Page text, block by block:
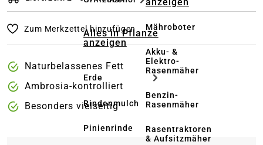
Alles in Pflanze
anzeigen
Erde
Rindenmulch
Pinienrinde
Mähroboter
Akku- &
Elektro-
Rasenmäher
Benzin-
Rasenmäher
Rasentraktoren
& Aufsitzmäher
Zum Merkzettel hinzufügen
Naturbelassenes Fett
Ambrosia-kontrolliert
Besonders vielseitig